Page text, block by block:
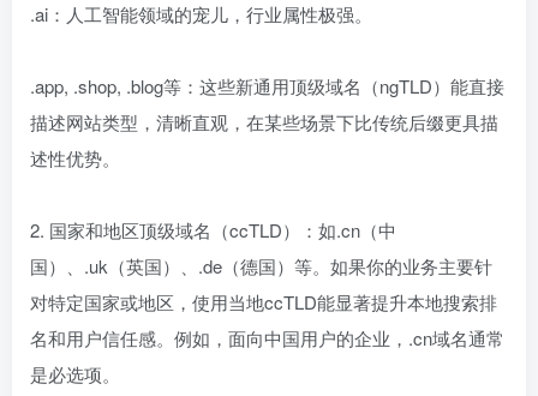
.ai：人工智能领域的宠儿，行业属性极强。
.app, .shop, .blog等：这些新通用顶级域名（ngTLD）能直接
描述网站类型，清晰直观，在某些场景下比传统后缀更具描
述性优势。
2. 国家和地区顶级域名（ccTLD）：如.cn（中
国）、.uk（英国）、.de（德国）等。如果你的业务主要针
对特定国家或地区，使用当地ccTLD能显著提升本地搜索排
名和用户信任感。例如，面向中国用户的企业，.cn域名通常
是必选项。